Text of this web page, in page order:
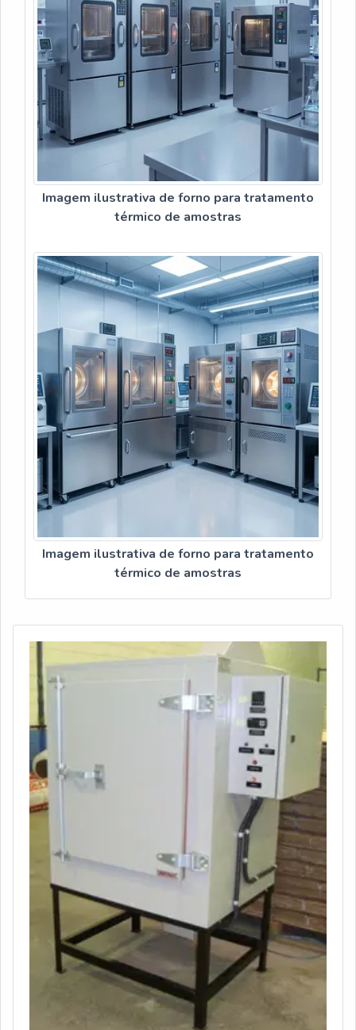
Imagem ilustrativa de forno para tratamento
térmico de amostras
Imagem ilustrativa de forno para tratamento
térmico de amostras